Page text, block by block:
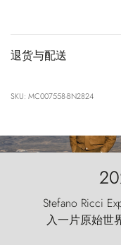
退货与配送
SKU: MC007558-BN2824
Stefano Ricci
入一片原始世
以远古的怒